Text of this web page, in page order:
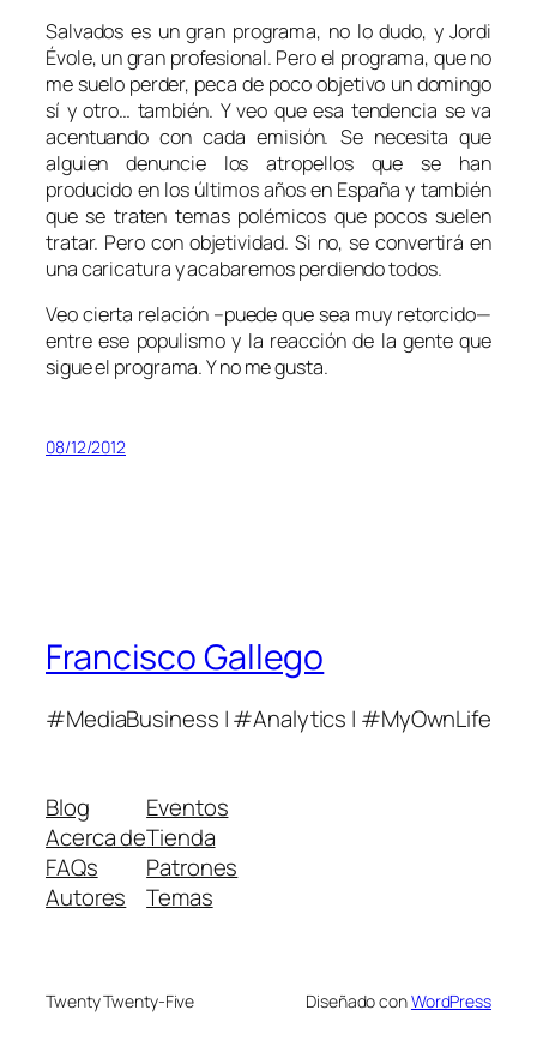
Salvados es un gran programa, no lo dudo, y Jordi
Évole, un gran profesional. Pero el programa, que no
me suelo perder, peca de poco objetivo un domingo
sí y otro… también. Y veo que esa tendencia se va
acentuando con cada emisión. Se necesita que
alguien denuncie los atropellos que se han
producido en los últimos años en España y también
que se traten temas polémicos que pocos suelen
tratar. Pero con objetividad. Si no, se convertirá en
una caricatura y acabaremos perdiendo todos.
Veo cierta relación –puede que sea muy retorcido—
entre ese populismo y la reacción de la gente que
sigue el programa. Y no me gusta.
08/12/2012
Francisco Gallego
#MediaBusiness | #Analytics | #MyOwnLife
Blog
Acerca de
FAQs
Autores
Eventos
Tienda
Patrones
Temas
Twenty Twenty-Five Diseñado conWordPress